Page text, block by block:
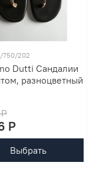
750/202
Dutti Сандалии
разноцветный
P
Выбрать